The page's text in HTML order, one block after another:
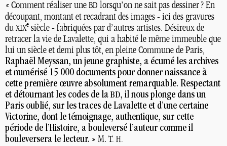
«Comment réaliser une BD lorsqu’on ne sait pas dessiner? En
découpant, montant et recadrant des images - ici des gravures
du XIXe siècle - fabriquées par d’autres artistes. Désireux de
retracer la vie de Lavalette, qui a habité le même immeuble que
lui un siècle et demi plus tôt, en pleine Commune de Paris,
Raphaël Meyssan, un jeune graphiste, a écumé les archives
et numérisé 15 000 documents pour donner naissance à
cette première œuvre absolument remarquable. Respectant
et détournant les codes de la BD, il nous plonge dans un
Paris oublié, sur les traces de Lavalette et d’une certaine
Victorine, dont le témoignage, authentique, sur cette
période de l’Histoire, a bouleversé l’auteur comme il
bouleversera le lecteur. » M. T. H.